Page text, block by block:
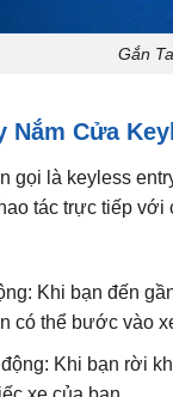
Gắn
Nắm Cửa
gọi là keyless
tác trực tiếp với
Khi bạn đến
có thể bước vào
Khi bạn rời